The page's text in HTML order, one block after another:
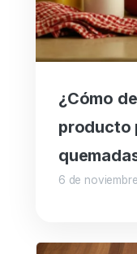
¿Cómo
producto
6 de